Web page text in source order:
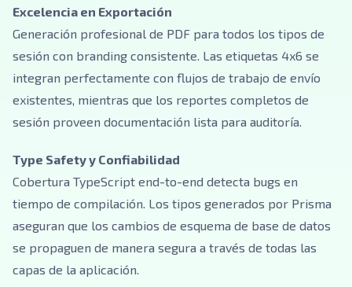
Excelencia en Exportación
Generación profesional de PDF para todos los tipos de
sesión con branding consistente. Las etiquetas 4x6 se
integran perfectamente con flujos de trabajo de envío
existentes, mientras que los reportes completos de
sesión proveen documentación lista para auditoría.
Type Safety y Confiabilidad
Cobertura TypeScript end-to-end detecta bugs en
tiempo de compilación. Los tipos generados por Prisma
aseguran que los cambios de esquema de base de datos
se propaguen de manera segura a través de todas las
capas de la aplicación.